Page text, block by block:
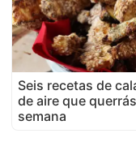
Seis recetas de
de aire que
semana